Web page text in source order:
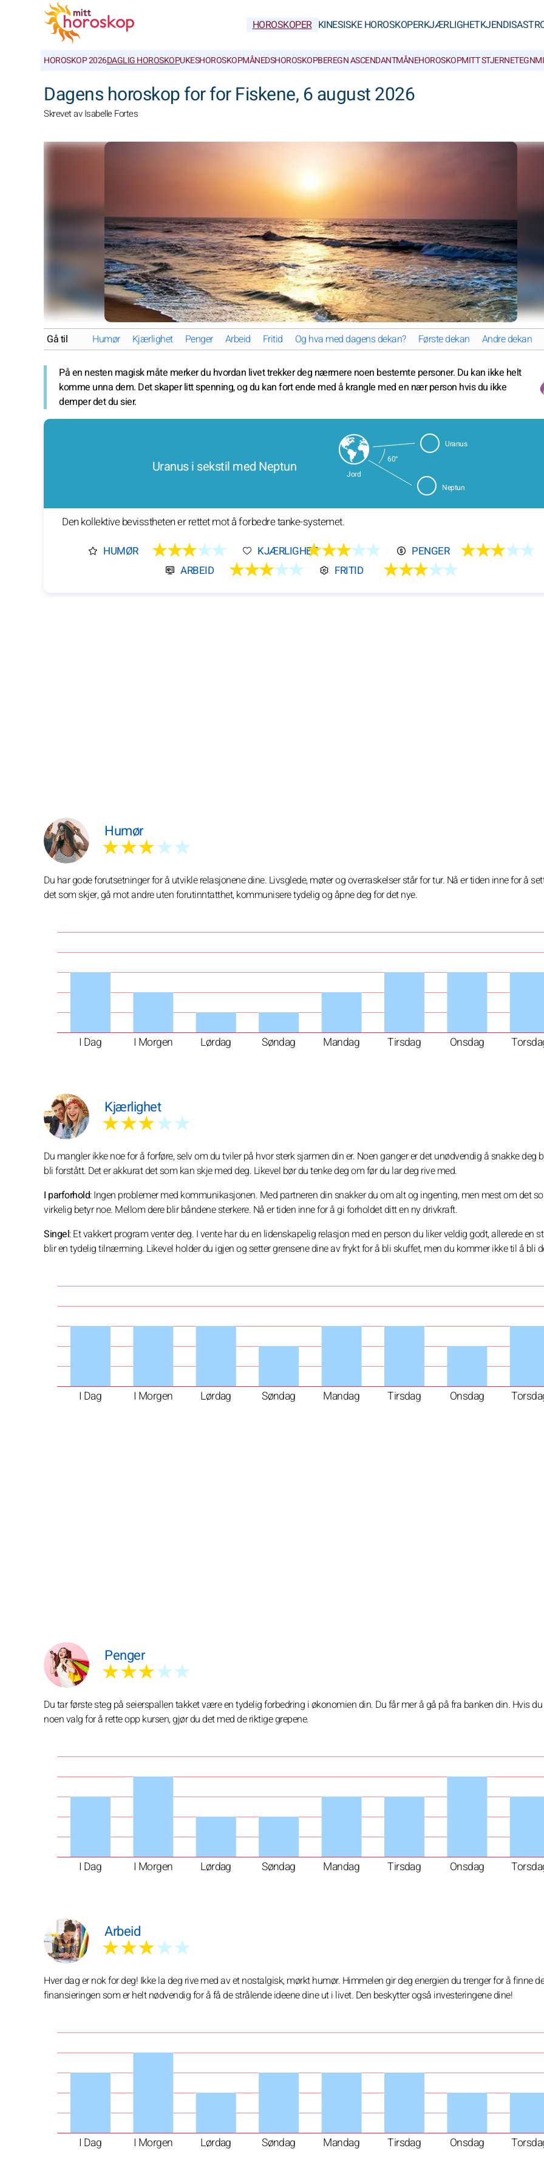
HOROSKOPER KINESISKE HOROSKOPERKJÆRLIGHET
HOROSKOP 2026DAGLIG HOROSKOPUKESHOROSKOPMÅNEDSHOROSKOPBEREGN ASCENDANTMÅNEHOROSKOPMITT STJERNETEGN
Dagens horoskop for for Fiskene, 6 august 2026
Skrevet av Isabelle Fortes
Gå til Humør Kjærlighet Penger Arbeid Fritid Og hva med dagens dekan? Første dekan Andre dekan
På en nesten magisk måte merker du hvordan livet trekker deg nærmere noen bestemte personer. Du kan ikke helt
komme unna dem. Det skaper litt spenning, og du kan fort ende med å krangle med en nær person hvis du ikke
demper det du sier.
Uranus i sekstil med Neptun Jord
Uranus
Neptun
60°
Den kollektive bevisstheten er rettet mot å forbedre tanke-systemet.
HUMØR
★★★★★ KJÆRLIGHET★★★★★ PENGER ★★★★★
ARBEID ★★★★★ FRITID ★★★★★
Humør
★★★★★
I Dag I Morgen Lørdag Søndag Mandag Tirsdag Onsdag
Du har gode forutsetninger for å utvikle relasjonene dine. Livsglede, møter og overraskelser står for tur. Nå er tiden inne for å
det som skjer, gå mot andre uten forutinntatthet, kommunisere tydelig og åpne deg for det nye.
Kjærlighet
★★★★★
I Dag I Morgen Lørdag Søndag Mandag Tirsdag Onsdag
Du mangler ikke noe for å forføre, selv om du tviler på hvor sterk sjarmen din er. Noen ganger er det unødvendig å snakke deg
bli forstått. Det er akkurat det som kan skje med deg. Likevel bør du tenke deg om før du lar deg rive med.
I parforhold: Ingen problemer med kommunikasjonen. Med partneren din snakker du om alt og ingenting, men mest om det
virkelig betyr noe. Mellom dere blir båndene sterkere. Nå er tiden inne for å gi forholdet ditt en ny drivkraft.
Singel: Et vakkert program venter deg. I vente har du en lidenskapelig relasjon med en person du liker veldig godt, allerede en
blir en tydelig tilnærming. Likevel holder du igjen og setter grensene dine av frykt for å bli skuffet, men du kommer ikke til å bli
Penger
★★★★★
I Dag I Morgen Lørdag Søndag Mandag Tirsdag Onsdag
Du tar første steg på seierspallen takket være en tydelig forbedring i økonomien din. Du får mer å gå på fra banken din. Hvis
noen valg for å rette opp kursen, gjør du det med de riktige grepene.
Arbeid
★★★★★
I Dag I Morgen Lørdag Søndag Mandag Tirsdag Onsdag
Hver dag er nok for deg! Ikke la deg rive med av et nostalgisk, mørkt humør. Himmelen gir deg energien du trenger for å finne
finansieringen som er helt nødvendig for å få de strålende ideene dine ut i livet. Den beskytter også investeringene dine!